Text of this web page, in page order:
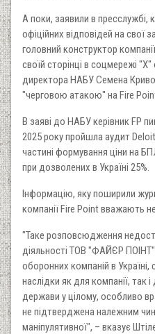
А поки, заявили в пресслужбі,
офіційних відповідей на свої
головний конструктор
своїй сторінці в соцмережі
директора НАБУ Семена
"черговою атакою" на Fire
В заяві до НАБУ керівник FP
2025 року пройшла аудит
частині формування ціни на
при дозволених в Україні 25%.
Інформацію, яку поширили
компанії Fire Point вважають
"Таке розповсюдження
діяльності ТОВ "ФАЙЄР ПОІНТ",
оборонних компаній в Україні,
наслідки як для компанії, так
держави у цілому, особливо
не підтверджена належним
маніпулятивної", – вказує